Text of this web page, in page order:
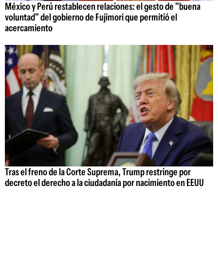
México y Perú restablecen relaciones: el gesto de "buena
voluntad" del gobierno de Fujimori que permitió el
acercamiento
Tras el freno de la Corte Suprema, Trump restringe por
decreto el derecho a la ciudadanía por nacimiento en EEUU